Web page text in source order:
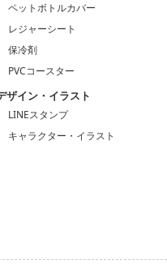
ペットボトルカバー
レジャーシート
保冷剤
PVCコースター
ザイン・イラスト
LINEスタンプ
キャラクター・イラスト